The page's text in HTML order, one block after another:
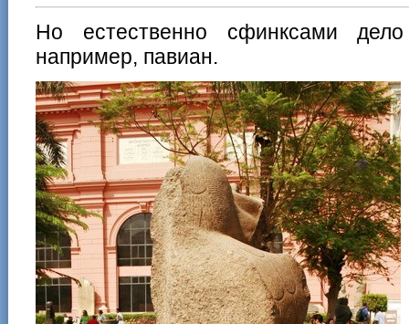
Но естественно сфинксами
например, павиан.